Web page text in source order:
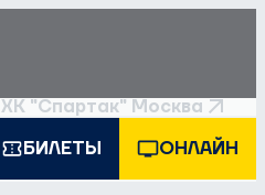
ХК "Спартак" Москва